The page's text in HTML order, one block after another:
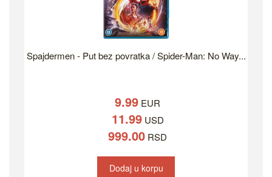
Spajdermen - Put bez povratka / Spider-Man: No Way...
9.99 EUR
11.99USD
999.00 RSD
Dodaj u korpu